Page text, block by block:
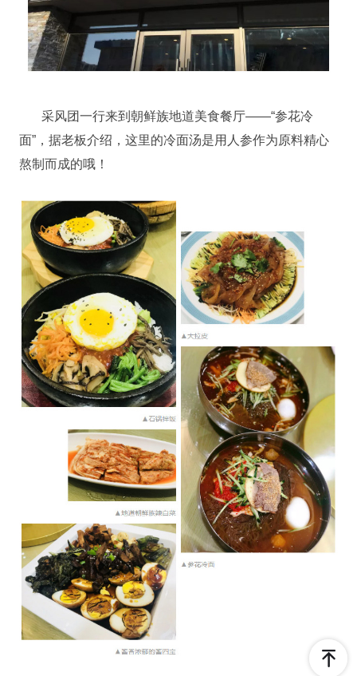
采风团一行来到朝鲜族地道美食餐厅——“参花冷
面”，据老板介绍，这里的冷面汤是用人参作为原料精心
熬制而成的哦！